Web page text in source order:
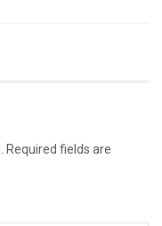
Required fields are